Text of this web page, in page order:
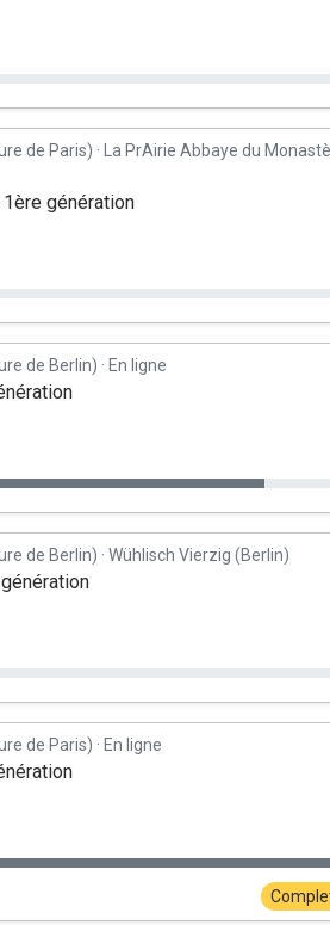
de Paris) · La PrAirie Abbaye du
génération
de Berlin) · En ligne
de Berlin) · Wühlisch Vierzig (Berlin)
de Paris) · En ligne